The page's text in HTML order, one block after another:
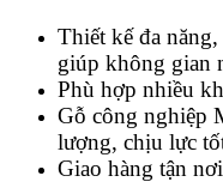
Thiết kế đa
giúp không gian
Phù hợp nhiều
Gỗ công nghiệp
lượng, chịu lực
Giao hàng tận